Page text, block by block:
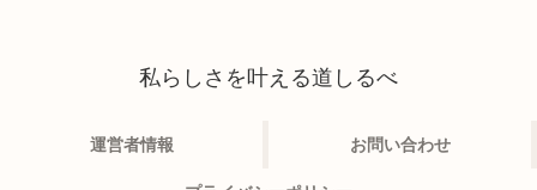
私らしさを叶える道しるべ
運営者情報 お問い合わせ